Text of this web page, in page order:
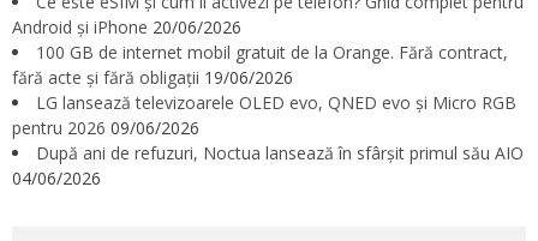
Android și iPhone 20/06/2026
100 GB de internet mobil gratuit de la Orange. Fără contract,
fără acte și fără obligații 19/06/2026
LG lansează televizoarele OLED evo, QNED evo și Micro RGB
pentru 2026 09/06/2026
După ani de refuzuri, Noctua lansează în sfârșit primul său AIO
04/06/2026